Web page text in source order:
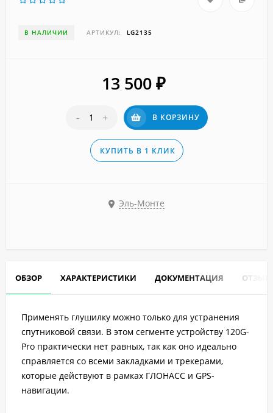
В НАЛИЧИИ АРТИКУЛ: LG2135
13 500 ₽
- + В КОРЗИНУ
КУПИТЬ В 1 КЛИК
Эль-Монте
ОБЗОР ХАРАКТЕРИСТИКИ ДОКУМЕНТАЦИЯ
Применять глушилку можно только для устранения
спутниковой связи. В этом сегменте устройству 120G-
Pro практически нет равных, так как оно идеально
справляется со всеми закладками и трекерами,
которые действуют в рамках ГЛОНАСС и GPS-
навигации.